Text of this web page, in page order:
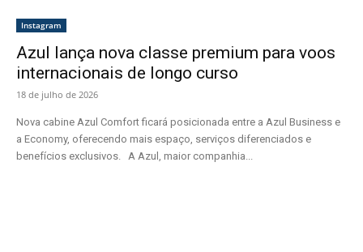
Instagram
Azul lança nova classe premium para voos
internacionais de longo curso
18 de julho de 2026
Nova cabine Azul Comfort ficará posicionada entre a Azul Business e
a Economy, oferecendo mais espaço, serviços diferenciados e
benefícios exclusivos. A Azul, maior companhia...